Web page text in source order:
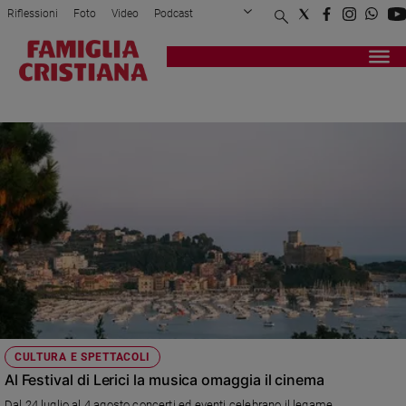
Attualità
Politica
Mondo
Economia
Legalità
giustizia
Sport
Interviste
Papa
Papa
Riflessioni Foto Video Podcast
Privacy Policy Chi siamo
Registrati Redazione
CULTURA E SPETTACOLI
Al Festival di Lerici la musica omaggia il cinema